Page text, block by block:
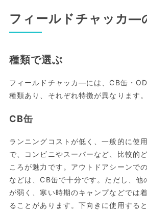
フィールドチャッカ―
種類で選ぶ
フィールドチャッカ―には、CB缶・
種類あり、それぞれ特徴が異なります。
CB缶
ランニングコストが低く、一般的に使
で、コンビニやスーパーなど、比較的
ころが魅力です。アウトドアシーンで
などは、CB缶で十分です。ただし、他
が弱く、寒い時期のキャンプなどでは
ることがあります。下向きに使用する